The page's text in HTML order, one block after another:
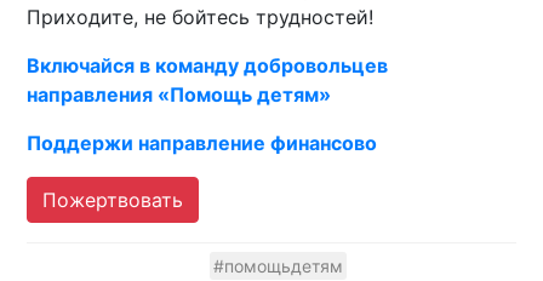
Приходите, не бойтесь трудностей!
Включайся в команду добровольцев
направления «Помощь детям»
Поддержи направление финансово
Пожертвовать
#помощьдетям